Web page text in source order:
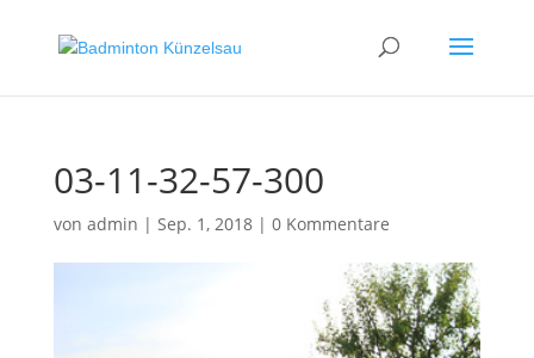
03-11-32-57-300
von admin | Sep. 1, 2018| 0 Kommentare